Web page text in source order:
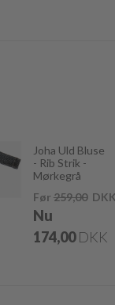
Joha Uld Bluse
- Rib Strik -
Mørkegrå
Før 259,00DKK
Nu
174,00 DKK